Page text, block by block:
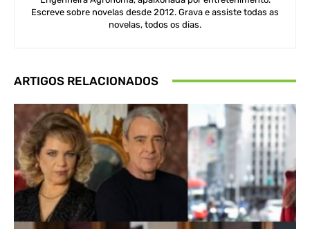
Escreve sobre novelas desde 2012. Grava e assiste todas as
novelas, todos os dias.
ARTIGOS RELACIONADOS